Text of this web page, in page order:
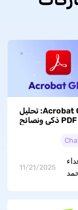
Acrobat GPT: تحليل
PDF ذكي ونصائح
في عام
11/21/2025